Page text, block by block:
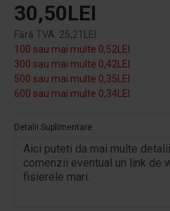
30,50LEI
Fără TVA: 25,21LEI
100 sau mai multe 0,52LEI
300 sau mai multe 0,42LEI
500 sau mai multe 0,35LEI
600 sau mai multe 0,34LEI
Detalii Suplimentare: